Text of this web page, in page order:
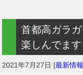
首都高ガラ
楽しんでます
2021年7月27日 [最新情